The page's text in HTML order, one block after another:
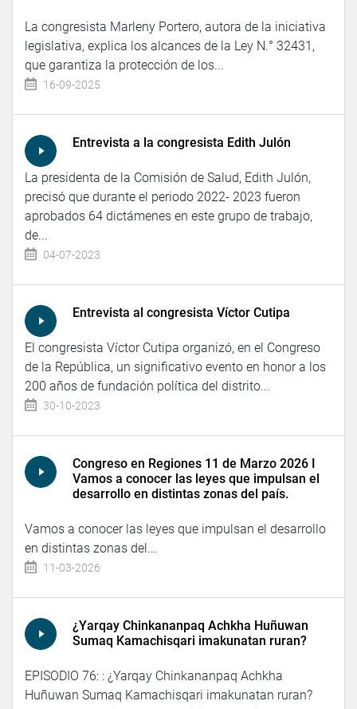
La congresista Marleny Portero, autora de la iniciativa
legislativa, explica los alcances de la Ley N.° 32431,
que garantiza la protección de los...
16-09-2025
Entrevista a la congresista Edith Julón
La presidenta de la Comisión de Salud, Edith Julón,
precisó que durante el periodo 2022- 2023 fueron
aprobados 64 dictámenes en este grupo de trabajo,
de...
04-07-2023
Entrevista al congresista Víctor Cutipa
El congresista Víctor Cutipa organizó, en el Congreso
de la República, un significativo evento en honor a los
200 años de fundación política del distrito...
30-10-2023
Congreso en Regiones 11 de Marzo 2026 I
Vamos a conocer las leyes que impulsan el
desarrollo en distintas zonas del país.
Vamos a conocer las leyes que impulsan el desarrollo
en distintas zonas del...
11-03-2026
¿Yarqay Chinkananpaq Achkha Huñuwan
Sumaq Kamachisqari imakunatan ruran?
EPISODIO 76: : ¿Yarqay Chinkananpaq Achkha
Huñuwan Sumaq Kamachisqari imakunatan ruran?